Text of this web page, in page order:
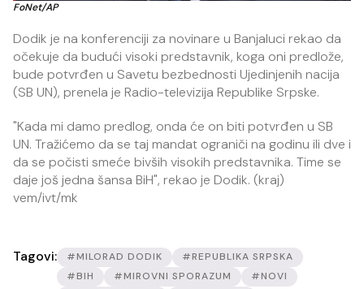
FoNet/AP
Dodik je na konferenciji za novinare u Banjaluci rekao da
očekuje da budući visoki predstavnik, koga oni predlože,
bude potvrđen u Savetu bezbednosti Ujedinjenih nacija
(SB UN), prenela je Radio-televizija Republike Srpske.
"Kada mi damo predlog, onda će on biti potvrđen u SB
UN. Tražićemo da se taj mandat ograniči na godinu ili dve i
da se počisti smeće bivših visokih predstavnika. Time se
daje još jedna šansa BiH", rekao je Dodik. (kraj)
vem/ivt/mk
Tagovi: #MILORAD DODIK
#REPUBLIKA SRPSKA
#BIH
#MIROVNI SPORAZUM
#NOVI